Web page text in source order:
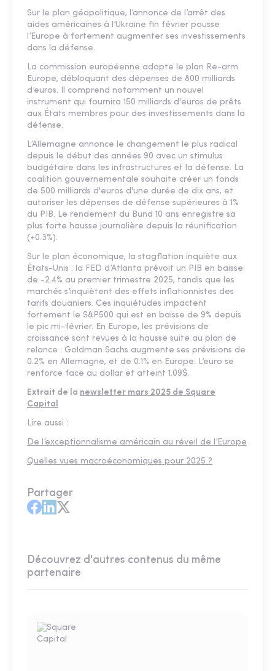
Sur le plan géopolitique, l’annonce de l’arrêt des
aides américaines à l’Ukraine fin février pousse
l’Europe à fortement augmenter ses investissements
dans la défense.
La commission européenne adopte le plan Re-arm
Europe, débloquant des dépenses de 800 milliards
d’euros. Il comprend notamment un nouvel
instrument qui fournira 150 milliards d'euros de prêts
aux États membres pour des investissements dans la
défense.
L’Allemagne annonce le changement le plus radical
depuis le début des années 90 avec un stimulus
budgétaire dans les infrastructures et la défense. La
coalition gouvernementale souhaite créer un fonds
de 500 milliards d'euros d'une durée de dix ans, et
autoriser les dépenses de défense supérieures à 1%
du PIB. Le rendement du Bund 10 ans enregistre sa
plus forte hausse journalière depuis la réunification
(+0.3%).
Sur le plan économique, la stagflation inquiète aux
États-Unis : la FED d’Atlanta prévoit un PIB en baisse
de -2.4% au premier trimestre 2025, tandis que les
marchés s’inquiètent des effets inflationnistes des
tarifs douaniers. Ces inquiétudes impactent
fortement le S&P500 qui est en baisse de 9% depuis
le pic mi-février. En Europe, les prévisions de
croissance sont revues à la hausse suite au plan de
relance : Goldman Sachs augmente ses prévisions de
0.2% en Allemagne, et de 0.1% en Europe. L’euro se
renforce face au dollar et atteint 1.09$.
Extrait de la newsletter mars 2025 de Square
Capital
Lire aussi :
De l’exceptionnalisme américain au réveil de l’Europe
Quelles vues macroéconomiques pour 2025 ?
Partager
Découvrez d'autres contenus du même
partenaire